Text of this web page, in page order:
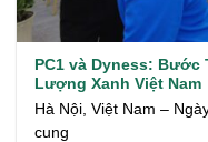
PC1 và Dyness:
Lượng Xanh Việt Nam
Hà Nội, Việt Nam –
cung